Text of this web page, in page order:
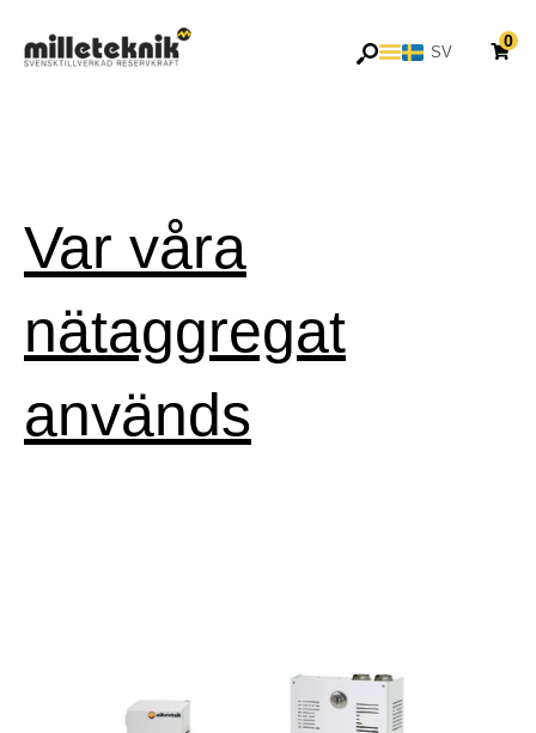
SV
EN
0
Var våra
nätaggregat
används